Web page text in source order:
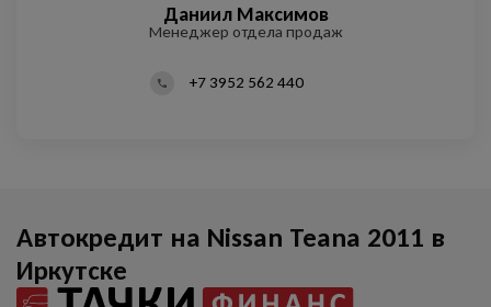
Софья Абрамович
Администратор
Илья Азовский
Менеджер отдела продаж
Алексей Лазарев
Менеджер отдела продаж
Даниил Максимов
Менеджер отдела продаж
+7 3952 562 440
Автокредит на Nissan Teana 2011 в
Иркутске